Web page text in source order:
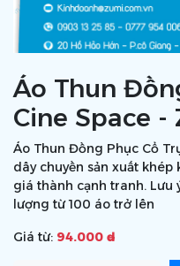
Áo Thun
Cine Space -
Áo Thun Đồng Phục Cổ
dây chuyền sản xuất
giá thành cạnh tranh. Lưu
lượng từ 100 áo trở lên
Giá từ: 94.000 ₫